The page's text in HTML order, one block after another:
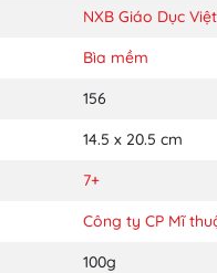
NXB Giáo Dục
Bìa mềm
156
14.5 x 20.5 cm
7+
Công ty CP Mĩ
100g